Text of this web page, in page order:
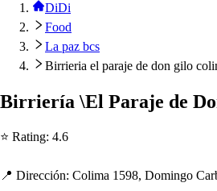
DiDi
Food
La paz bcs
Birrieria el paraje de don gilo
Birriería \El Paraje de
⭐ Rating: 4.6
📍 Dirección: Colima 1598, Domingo